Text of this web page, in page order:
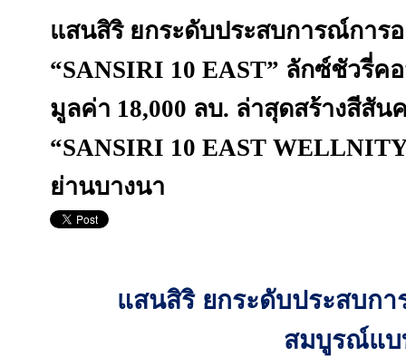
แสนสิริ ยกระดับประสบการณ์กา
“SANSIRI 10 EAST” ลักซ์ชัวรี่ค
มูลค่า 18,000 ลบ. ล่าสุดสร้างสีสั
“SANSIRI 10 EAST
ย่านบางนา
แสนสิริ ยกระดับประสบก
สมบูรณ์แ